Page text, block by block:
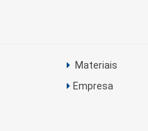
Materiais
Empresa